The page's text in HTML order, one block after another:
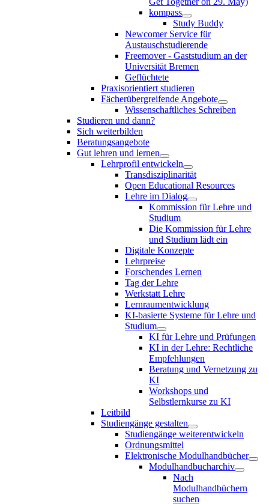
kompass
Study Buddy
Newcomer Service für
Austauschstudierende
Freemover - Gaststudium an der
Universität Bremen
Geflüchtete
Praxisorientiert studieren
Fächerübergreifende Angebote
Wissenschaftliches Schreiben
Studieren und dann?
Sich weiterbilden
Beratungsangebote
Gut lehren und lernen
Lehrprofil entwickeln
Transdisziplinarität
Open Educational Resources
Lehre im Dialog
Kommission für Lehre und
Studium
Die Kommission für Lehre
und Studium lädt ein
Digitale Konzepte
Lehrpreise
Forschendes Lernen
Tag der Lehre
Werkstatt Lehre
Lernraumentwicklung
KI-basierte Systeme für Lehre und
Studium
KI für Lehre und Prüfungen
KI in der Lehre: Rechtliche
Empfehlungen
Beratung und Vernetzung zu
KI
Workshops und
Selbstlernkurse zu KI
Leitbild
Studiengänge gestalten
Studiengänge weiterentwickeln
Ordnungsmittel
Elektronische Modulhandbücher
Modulhandbucharchiv
Nach
Modulhandbüchern
suchen